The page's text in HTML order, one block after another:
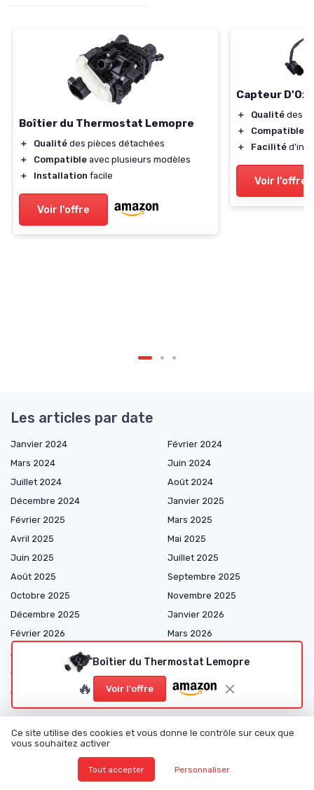
Boîtier du Thermostat Lemopre
＋ Qualité des pièces détachées
＋
Compatible avec plusieurs modèles
＋
Installation facile
Voir l'offre
Capteur
＋ Qualité des
＋
Compatible
＋
Facilité
Voir l'offre
Boîtier du Thermostat Lemopre
🔥 Voir l'offre
Les articles par date
Janvier 2024
Février 2024
Mars 2024
Juin 2024
Juillet 2024
Août 2024
Décembre 2024
Janvier 2025
Février 2025
Mars 2025
Avril 2025
Mai 2025
Juin 2025
Juillet 2025
Août 2025
Septembre 2025
Octobre 2025
Novembre 2025
Décembre 2025
Janvier 2026
Février 2026
Mars 2026
Avril 2026
Juin 2026
Août 2026
Pièces Mécaniques
Ce site utilise des cookies et vous donne le contrôle sur ceux que
vous souhaitez activer
Tout accepter Personnaliser